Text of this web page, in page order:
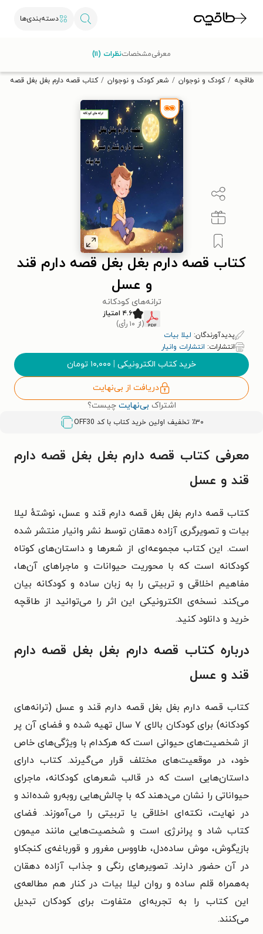
دسته‌بندی‌ها
تخفیف از طاقچه دریافت کن.
طاقچه کودک و نوجوان شعر کودک و نوجوان کتاب قصه دارم بغل بغل قصه
کتاب قصه دارم بغل بغل قصه دارم قند
و عسل
ترانه‌های کودکانه
۴.۶ امتیاز
(از ۱۰ رأی)
پدیدآورندگان: لیلا بیات
انتشارات: انتشارات وانیار
خرید کتاب الکترونیکی | ۱۰,۰۰۰ تومان
دریافت از بی‌نهایت
اشتراک بی‌نهایت چیست؟
٪۳۰ تخفیف اولین خرید کتاب با کد OFF30
معرفیمشخصاتنظرات (۱۱)
معرفی کتاب قصه دارم بغل بغل قصه دارم
قند و عسل
کتاب قصه دارم بغل بغل قصه دارم قند و عسل، نوشتهٔ لیلا
بیات و تصویرگری آزاده دهقان توسط نشر وانیار منتشر شده
است. این کتاب مجموعه‌ای از شعرها و داستان‌های کوتاه
کودکانه است که با محوریت حیوانات و ماجراهای آن‌ها،
مفاهیم اخلاقی و تربیتی را به زبان ساده و کودکانه بیان
می‌کند. نسخه‌ی الکترونیکی این اثر را می‌توانید از طاقچه
خرید و دانلود کنید.
درباره کتاب قصه دارم بغل بغل قصه دارم
قند و عسل
کتاب قصه دارم بغل‌ بغل قصه دارم قند و عسل (ترانه‌های
کودکانه) برای کودکان بالای ۷ سال تهیه شده و فضای آن پر
از شخصیت‌های حیوانی است که هرکدام با ویژگی‌های خاص
خود، در موقعیت‌های مختلف قرار می‌گیرند. کتاب دارای
داستان‌هایی است که در قالب شعرهای کودکانه، ماجرای
حیواناتی را نشان می‌دهند که با چالش‌هایی روبه‌رو شده‌اند و
در نهایت، نکته‌ای اخلاقی یا تربیتی را می‌آموزند. فضای
کتاب شاد و پرانرژی است و شخصیت‌هایی مانند میمون
بازیگوش، موش ساده‌دل، طاووس مغرور و قورباغه‌ی کنجکاو
در آن حضور دارند. تصویرهای رنگی و جذاب آزاده دهقان
به‌همراه قلم ساده و روان لیلا بیات در کنار هم مطالعه‌ی
این کتاب را به تجربه‌ای متفاوت برای کودکان تبدیل
می‌کنند.